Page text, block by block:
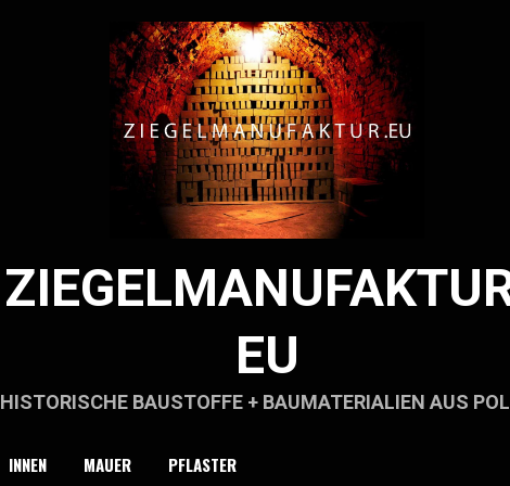
EU
HISTORISCHE BAUSTOFFE + BAUMATERIALIEN AUS
INNEN MAUER PFLASTER